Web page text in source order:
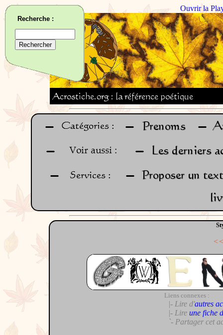
Ouvrir la
Liens connexes :
|- Lire d'autres
|- Lire une fiche
`- Partager cet
Recherche :